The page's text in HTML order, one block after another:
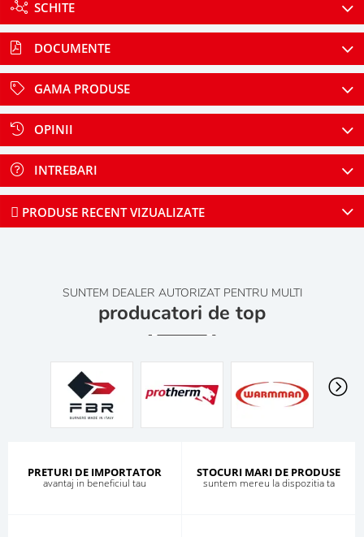
SCHITE
DOCUMENTE
GAMA PRODUSE
OPINII
INTREBARI
PRODUSE RECENT VIZUALIZATE
SUNTEM DEALER AUTORIZAT PENTRU MULTI
producatori de top
PRETURI DE IMPORTATOR
avantaj in beneficiul tau
STOCURI MARI DE PRODUSE
suntem mereu la dispozitia ta